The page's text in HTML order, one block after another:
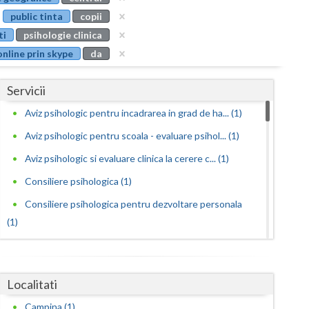
Buzau
Calarasi
Caras-Severin
Constanta
Dolj
public tinta
copii
psihologie clinica
prin skype
da
Servicii
Aviz psihologic pentru incadrarea in grad de ha... (1)
Aviz psihologic pentru scoala - evaluare psihol... (1)
Aviz psihologic si evaluare clinica la cerere c... (1)
Consiliere psihologica (1)
Consiliere psihologica pentru dezvoltare personala
(1)
Evaluare psihologica pentru adoptie (1)
Localitati
Campina (1)